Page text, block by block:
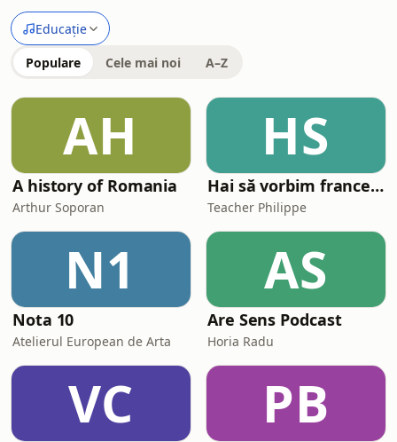
Educație
Populare Cele mai noi A–Z
AH
A history of Romania
Arthur Soporan
HS
Hai să vorbim franceză împreună (Parlons français ensemble)
Teacher Philippe
N1
Nota 10
Atelierul European de Arta
AS
Are Sens Podcast
Horia Radu
VC PB